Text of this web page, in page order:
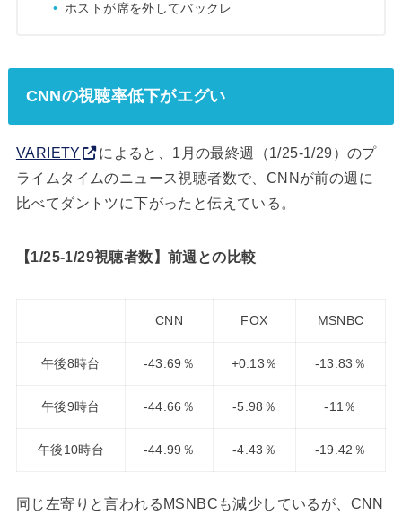
ホストが席を外してバックレ
CNNの視聴率低下がエグい
VARIETY
によると、1月の最終週（1/25-1/29）のプ
ライムタイムのニュース視聴者数で、CNNが前の週に
比べてダントツに下がったと伝えている。
【1/25-1/29視聴者数】前週との比較
CNN FOX MSNBC
午後8時台 -43.69％ +0.13％ -13.83％
午後9時台 -44.66％ -5.98％ -11％
午後10時台 -44.99％ -4.43％ -19.42％
同じ左寄りと言われるMSNBCも減少しているが、CNN